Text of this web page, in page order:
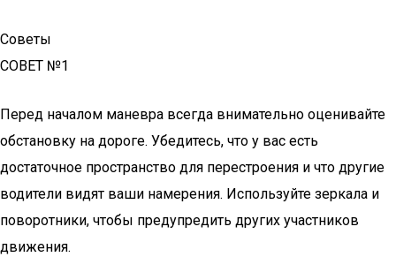
Советы
СОВЕТ №1
Перед началом маневра всегда внимательно оценивайте
обстановку на дороге. Убедитесь, что у вас есть
достаточное пространство для перестроения и что другие
водители видят ваши намерения. Используйте зеркала и
поворотники, чтобы предупредить других участников
движения.